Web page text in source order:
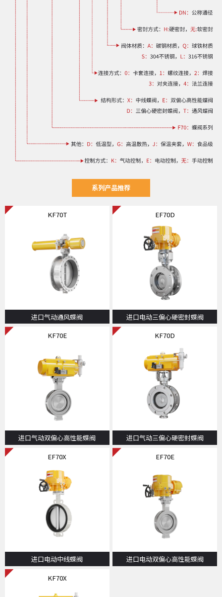
系列产品推荐
KF70T
进口气动通风蝶阀
EF70D
进口电动三偏心硬密封蝶阀
KF70E
进口气动双偏心高性能蝶阀
KF70D
进口气动三偏心硬密封蝶阀
EF70X
进口电动中线蝶阀
EF70E
进口电动双偏心高性能蝶阀
KF70X